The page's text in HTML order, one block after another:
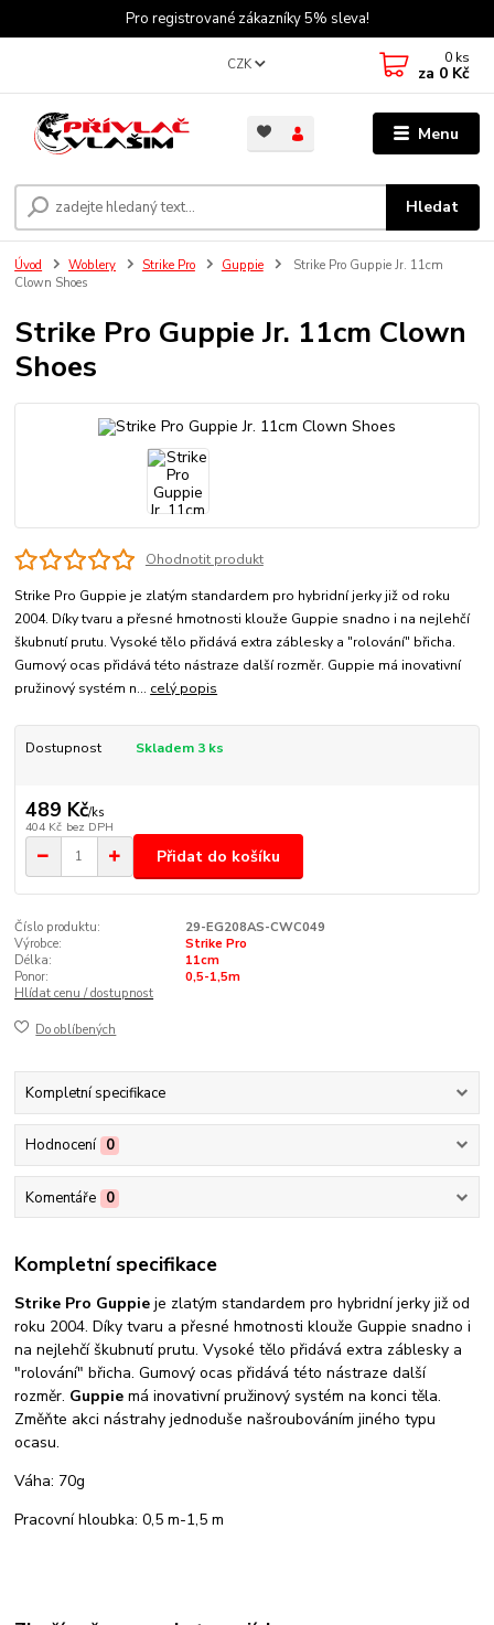
Pro registrované zákazníky 5% sleva!
Menu
CZK
Hledat
0 ks
za 0 Kč
Úvod Woblery Strike Pro Guppie
Strike Pro Guppie Jr. 11cm
Clown Shoes
Strike Pro Guppie Jr. 11cm Clown
Shoes
Ohodnotit produkt
Strike Pro Guppie je zlatým standardem pro hybridní jerky již od roku
2004. Díky tvaru a přesné hmotnosti klouže Guppie snadno i na nejlehčí
škubnutí prutu. Vysoké tělo přidává extra záblesky a "rolování" břicha.
Gumový ocas přidává této nástraze další rozměr. Guppie má inovativní
pružinový systém n... celý popis
Dostupnost Skladem 3 ks
489 Kč/ks
404 Kč bez DPH
Přidat do košíku
Číslo produktu:
29-EG208AS-CWC049
Výrobce:
Strike Pro
Délka:
11cm
Ponor:
0,5-1,5m
Hlídat cenu / dostupnost
Do oblíbených
Kompletní specifikace
Hodnocení 0
Komentáře 0
Kompletní specifikace
Strike Pro Guppie je zlatým standardem pro hybridní jerky již od
roku 2004. Díky tvaru a přesné hmotnosti klouže Guppie snadno i
na nejlehčí škubnutí prutu. Vysoké tělo přidává extra záblesky a
"rolování" břicha. Gumový ocas přidává této nástraze další
rozměr. Guppie má inovativní pružinový systém na konci těla.
Změňte akci nástrahy jednoduše našroubováním jiného typu
ocasu.
Váha: 70g
Pracovní hloubka: 0,5 m-1,5 m